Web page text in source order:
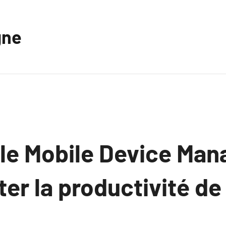
Mobile Device
la productivité